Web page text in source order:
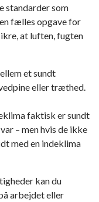
standarder som
fælles opgave for
at luften, fugten
et sundt
eller træthed.
faktisk er sundt
– men hvis de ikke
med en indeklima
kan du
arbejdet eller